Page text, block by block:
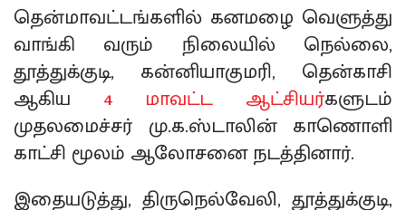
தென்மாவட்டங்களில் கனமழை வெளுத்து
வாங்கி வரும் நிலையில் நெல்லை,
தூத்துக்குடி, கன்னியாகுமரி, தென்காசி
ஆகிய 4 மாவட்ட ஆட்சியர்களுடம்
முதலமைச்சர் மு.க.ஸ்டாலின் காணொளி
காட்சி மூலம் ஆலோசனை நடத்தினார்.
இதையடுத்து, திருநெல்வேலி, தூத்துக்குடி,